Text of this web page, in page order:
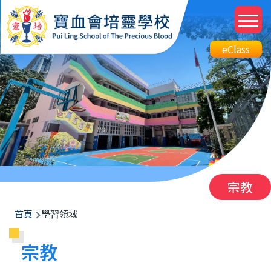
移至主內容
Top
eClass
Btn
eClass
宗教
導
航
連
首頁 學習領域
宗教